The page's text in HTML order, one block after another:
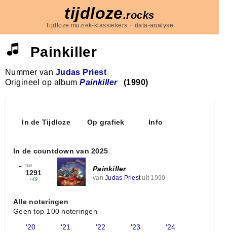
tijdloze.rocks
Tijdloze muziek-klassiekers + data-analyse
Painkiller
Nummer van Judas Priest
Origineel op albumPainkiller (1990)
In de Tijdloze Op grafiek Info
In de countdown van 2025
← 1340
1291
+49
Painkiller
van Judas Priestuit 1990
Alle noteringen
Geen top-100 noteringen
'20
'21
'22
'23
'24